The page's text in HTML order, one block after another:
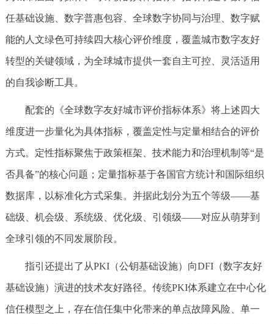
任基础设施、数字普惠包容、全球数字协同与治理、数字赋
能的人文绿色可持续四大核心评价维度，覆盖城市数字友好
转型的关键领域，为全球城市提供一套自主可控、灵活适用
的自我诊断工具。
配套的《全球数字友好城市评价指标体系》将上述四大
维度进一步量化为具体指标，覆盖定性与定量相结合的评价
方式。定性指标聚焦于政策框架、技术能力和治理机制等“是
否具备”的核心问题；定量指标基于各国官方统计和国际组织
数据库，以标准化方式采集。并据此划分为五个等级——基
础级、机会级、系统级、优化级、引领级——对应从萌芽到
全球引领的不同发展阶段。
指引还提出了从PKI（公钥基础设施）向DFI（数字友好
基础设施）演进的技术友好路径。传统PKI体系建立在中心化
信任模型之上，存在信任集中化带来的单点故障风险、单一